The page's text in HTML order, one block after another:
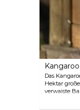
Das
Hektar
verwaiste
Kängurus.